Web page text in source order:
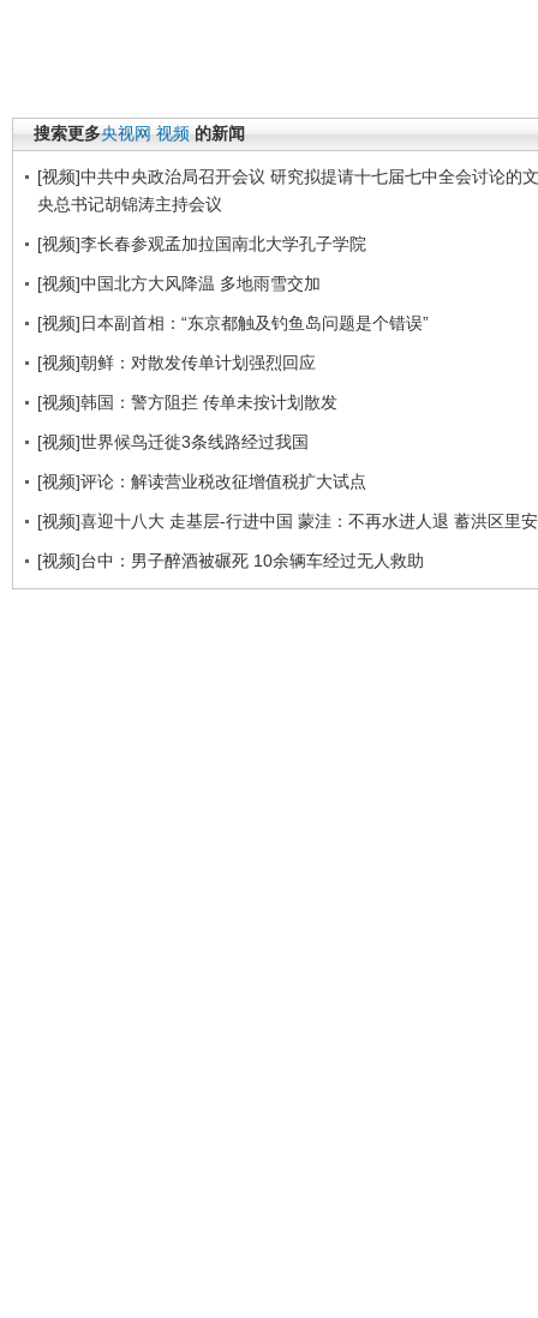
搜索更多央视网 视频 的新闻
[视频]中共中央政治局召开会议 研究拟提请十七届七中全会讨论的
央总书记胡锦涛主持会议
[视频]李长春参观孟加拉国南北大学孔子学院
[视频]中国北方大风降温 多地雨雪交加
[视频]日本副首相：“东京都触及钓鱼岛问题是个错误”
[视频]朝鲜：对散发传单计划强烈回应
[视频]韩国：警方阻拦 传单未按计划散发
[视频]世界候鸟迁徙3条线路经过我国
[视频]评论：解读营业税改征增值税扩大试点
[视频]喜迎十八大 走基层-行进中国 蒙洼：不再水进人退 蓄洪区里
[视频]台中：男子醉酒被碾死 10余辆车经过无人救助